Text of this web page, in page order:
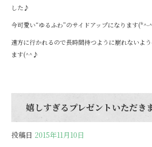
した♪
今可愛い“ゆるふわ”のサイドアップになります(*^-
遠方に行かれるので長時間持つように崩れないよ
ます(^^♪
嬉しすぎるプレゼントいただ
投稿日 2015年11月10日